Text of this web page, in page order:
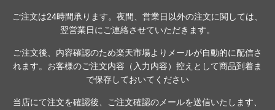
ご注文は24時間承ります。夜間、営業日以外の注文に関しては、
翌営業日にご連絡させていただきます。
ご注文後、内容確認のため楽天市場よりメールが自動的に配信さ
れます。お客様のご注文内容（入力内容）控えとして商品到着ま
で保存しておいてください
当店にて注文を確認後、ご注文確認のメールを送信いたします、